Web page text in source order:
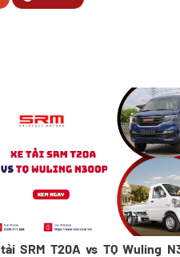
SRM T20A vs TQ Wuling